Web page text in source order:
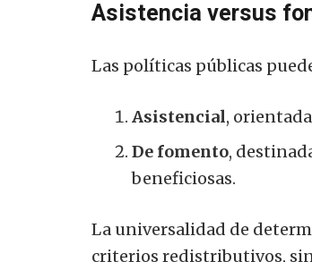
Asistencia versus
Las políticas públicas
Asistencial,
De fomento,
beneficiosas.
La universalidad de
criterios redistributivos,